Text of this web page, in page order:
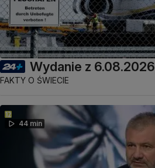
Wydanie z 6.08.2026
FAKTY O ŚWIECIE
44 min